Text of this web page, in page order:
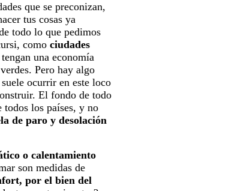
que se preconizan,
tus cosas ya
todo lo que pedimos
como ciudades
una economía
Pero hay algo
ocurrir en este loco
El fondo de todo
todos los países, y no
de paro y desolación
o calentamiento
son medidas de
por el bien del